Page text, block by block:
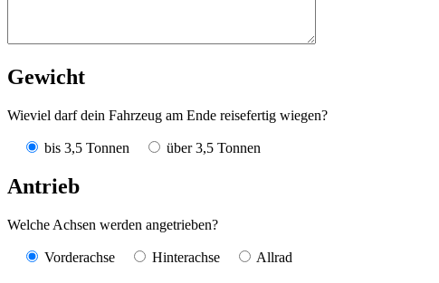
Gewicht
Wieviel darf dein Fahrzeug am Ende reisefertig wiegen?
bis 3,5 Tonnen über 3,5 Tonnen
Antrieb
Welche Achsen werden angetrieben?
Vorderachse Hinterachse Allrad